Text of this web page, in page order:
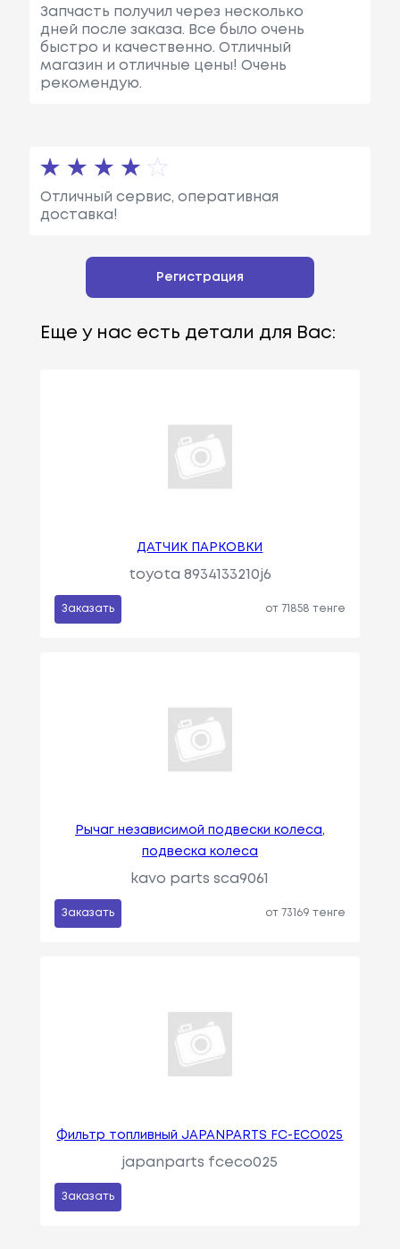
Запчасть получил через несколько
дней после заказа. Все было очень
быстро и качественно. Отличный
магазин и отличные цены! Очень
рекомендую.
Отличный сервис, оперативная
доставка!
Регистрация
Еще у нас есть детали для Вас:
ДАТЧИК ПАРКОВКИ
toyota 8934133210j6
Заказать от 71858 тенге
Рычаг независимой подвески колеса,
подвеска колеса
kavo parts sca9061
Заказать от 73169 тенге
Фильтр топливный JAPANPARTS FC-ECO025
japanparts fceco025
Заказать